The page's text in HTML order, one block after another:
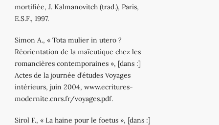
mortifiée, J. Kalmanovitch (trad.), Paris,
E.S.F., 1997.
Simon A., « Tota mulier in utero ?
Réorientation de la maïeutique chez les
romancières contemporaines », [dans :]
Actes de la journée d’études Voyages
intérieurs, juin 2004, www.ecritures‐
modernite.cnrs.fr/voyages.pdf.
Sirol F., « La haine pour le foetus », [dans :]